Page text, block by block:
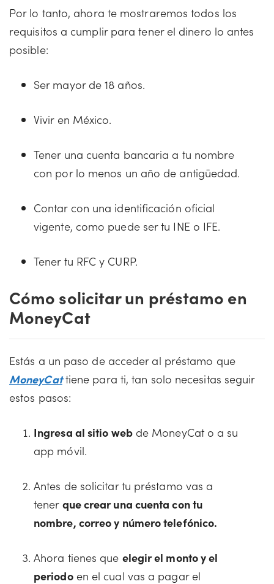
Por lo tanto, ahora te mostraremos todos los
requisitos a cumplir para tener el dinero lo antes
posible:
Ser mayor de 18 años.
Vivir en México.
Tener una cuenta bancaria a tu nombre
con por lo menos un año de antigüedad.
Contar con una identificación oficial
vigente, como puede ser tu INE o IFE.
Tener tu RFC y CURP.
Cómo solicitar un préstamo en
MoneyCat
Estás a un paso de acceder al préstamo que
MoneyCattiene para ti, tan solo necesitas seguir
estos pasos:
Ingresa al sitio webde MoneyCat o a su
app móvil.
Antes de solicitar tu préstamo vas a
tener que crear una cuenta con tu
nombre, correo y número telefónico.
Ahora tienes que elegir el monto y el
periodoen el cual vas a pagar el